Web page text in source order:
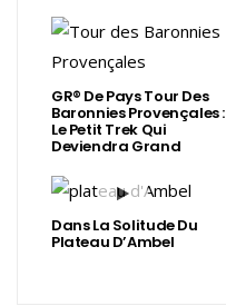
GR® De Pays Tour Des
Baronnies Provençales :
Le Petit Trek Qui
Deviendra Grand
Dans La Solitude Du
Plateau D’Ambel